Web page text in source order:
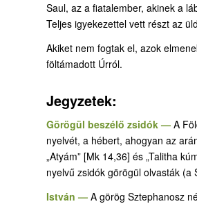
Saul, az a fiatalember, akinek a
Teljes igyekezettel vett részt az
Akiket nem fogtak el, azok
föltámadott Úrról.
Jegyzetek:
Görögül beszélő zsidók — A
nyelvét, a hébert, ahogyan az
„Atyám” [Mk 14,36] és „Talitha
nyelvű zsidók görögül olvasták
István — A görög Sztephanosz